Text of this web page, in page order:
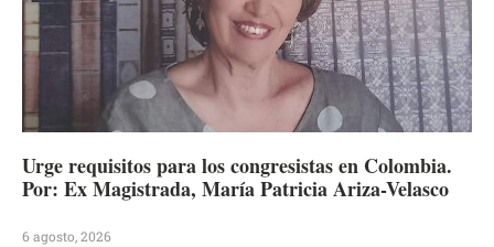
Urge requisitos para los congresistas en Colombia.
Por: Ex Magistrada, María Patricia Ariza-Velasco
6 agosto, 2026